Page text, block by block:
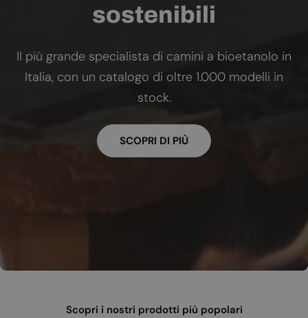
sostenibili
Il più grande specialista di camini a bioetanolo in
Italia, con un catalogo di oltre 1.000 modelli in
stock.
SCOPRI DI PIÙ
Scopri i nostri prodotti più popolari